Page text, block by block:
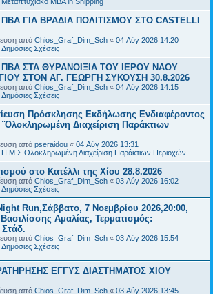
ΓΙΑ ΒΡΑΔΙΑ ΠΟΛΙΤΙΣΜΟΥ ΣΤΟ CASTELLI
από Chios_Graf_Dim_Sch « 04 Αύγ 2026 14:20
Δημόσιες Σχέσεις
ΣΤΑ ΘΥΡΑΝΟΙΞΙΑ ΤΟΥ ΙΕΡΟΥ ΝΑΟΥ
ΣΤΟΝ ΑΓ. ΓΕΩΡΓΗ ΣΥΚΟΥΣΗ 30.8.2026
από Chios_Graf_Dim_Sch « 04 Αύγ 2026 14:15
Δημόσιες Σχέσεις
Πρόσκλησης Εκδήλωσης Ενδιαφέροντος
Διαχείριση Παράκτιων
από pseraidou « 04 Αύγ 2026 13:31
Π.Μ.Σ Ολοκληρωμένη Διαχείριση Παράκτιων Περιοχών
στο Κατέλλι της Χίου 28.8.2026
από Chios_Graf_Dim_Sch « 03 Αύγ 2026 16:02
Δημόσιες Σχέσεις
Run,Σάββατο, 7 Νοεμβρίου 2026,20:00,
Αμαλίας, Τερματισμός:
από Chios_Graf_Dim_Sch « 03 Αύγ 2026 15:54
Δημόσιες Σχέσεις
ΕΓΓΥΣ ΔΙΑΣΤΗΜΑΤΟΣ ΧΙΟΥ
από Chios_Graf_Dim_Sch « 03 Αύγ 2026 13:45